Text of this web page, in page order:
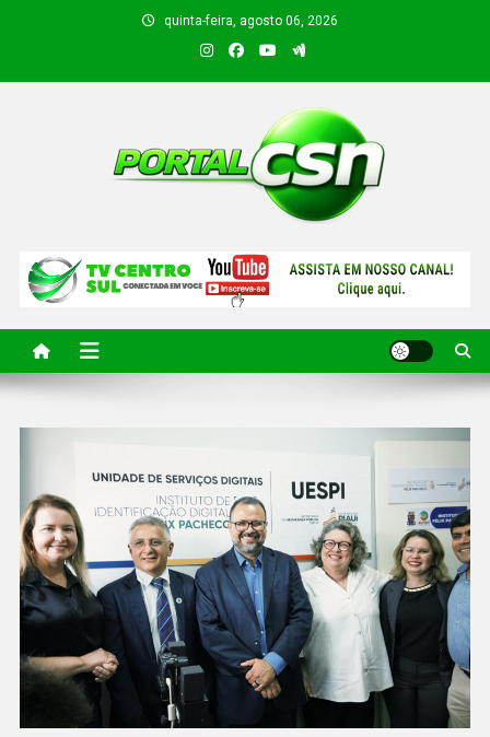
quinta-feira, agosto 06, 2026
PORTAL CSN